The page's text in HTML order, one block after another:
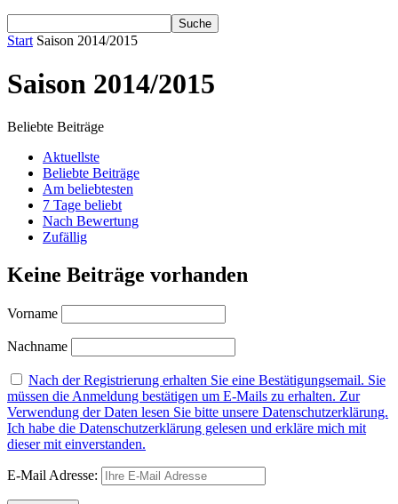
Start Saison 2014/2015
Saison 2014/2015
Beliebte Beiträge
Aktuellste
Beliebte Beiträge
Am beliebtesten
7 Tage beliebt
Nach Bewertung
Zufällig
Keine Beiträge vorhanden
Vorname
Nachname
Nach der Registrierung erhalten Sie eine Bestätigungsemail. Sie
müssen die Anmeldung bestätigen um E-Mails zu erhalten. Zur
Verwendung der Daten lesen Sie bitte unsere Datenschutzerklärung.
Ich habe die Datenschutzerklärung gelesen und erkläre mich mit
dieser mit einverstanden.
E-Mail Adresse: